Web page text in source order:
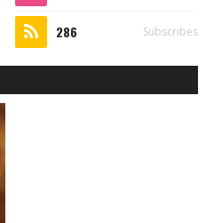
286 Subscribes